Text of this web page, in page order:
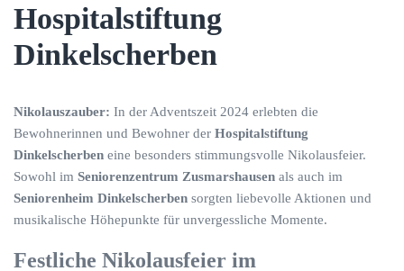
Hospitalstiftung
Dinkelscherben
Nikolauszauber: In der Adventszeit 2024 erlebten die
Bewohnerinnen und Bewohner der Hospitalstiftung
Dinkelscherben eine besonders stimmungsvolle Nikolausfeier.
Sowohl im Seniorenzentrum Zusmarshausen als auch im
Seniorenheim Dinkelscherben sorgten liebevolle Aktionen und
musikalische Höhepunkte für unvergessliche Momente.
Festliche Nikolausfeier im